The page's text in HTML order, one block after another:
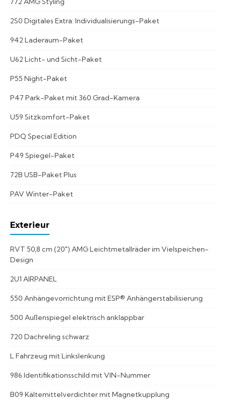
2S0 Digitales Extra: Individualisierungs-Paket
942 Laderaum-Paket
U62 Licht- und Sicht-Paket
P55 Night-Paket
P47 Park-Paket mit 360 Grad-Kamera
U59 Sitzkomfort-Paket
PDQ Special Edition
P49 Spiegel-Paket
72B USB-Paket Plus
PAV Winter-Paket
Exterieur
RVT 50,8 cm (20") AMG Leichtmetallräder im Vielspeichen-
Design
2U1 AIRPANEL
550 Anhängevorrichtung mit ESP® Anhängerstabilisierung
500 Außenspiegel elektrisch anklappbar
720 Dachreling schwarz
L Fahrzeug mit Linkslenkung
986 Identifikationsschild mit VIN-Nummer
B09 Kältemittelverdichter mit Magnetkupplung